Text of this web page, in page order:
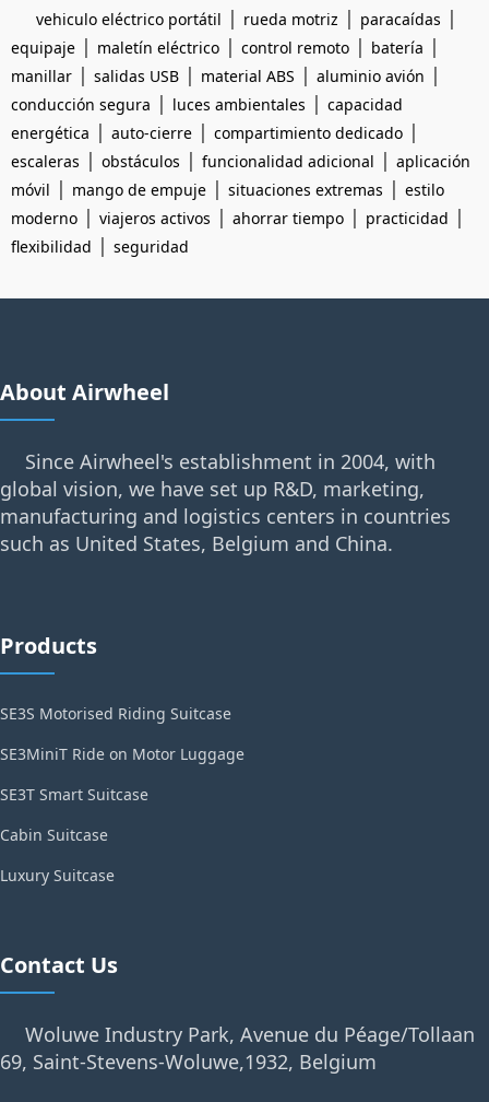
vehiculo eléctrico portátil | rueda motriz | paracaídas |
equipaje | maletín eléctrico | control remoto | batería |
manillar | salidas USB | material ABS | aluminio avión |
conducción segura | luces ambientales | capacidad
energética | auto-cierre | compartimiento dedicado |
escaleras | obstáculos | funcionalidad adicional | aplicación
móvil | mango de empuje | situaciones extremas | estilo
moderno | viajeros activos | ahorrar tiempo | practicidad |
flexibilidad | seguridad
About Airwheel
Since Airwheel's establishment in 2004, with
global vision, we have set up R&D, marketing,
manufacturing and logistics centers in countries
such as United States, Belgium and China.
Products
SE3S Motorised Riding Suitcase
SE3MiniT Ride on Motor Luggage
SE3T Smart Suitcase
Cabin Suitcase
Luxury Suitcase
Contact Us
Woluwe Industry Park, Avenue du Péage/Tollaan
69, Saint-Stevens-Woluwe,1932, Belgium